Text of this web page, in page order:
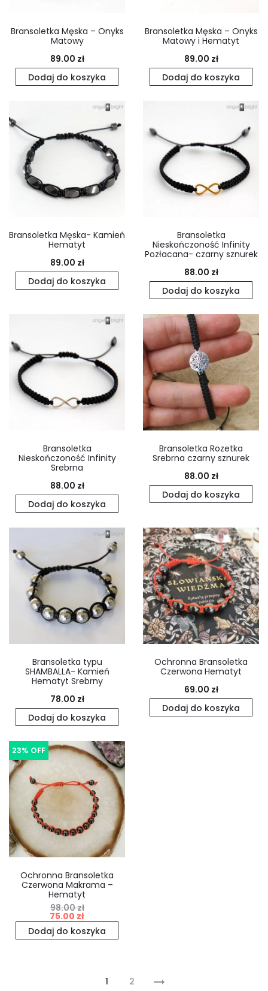
Bransoletka Męska – Onyks
Matowy
89.00 zł
Dodaj do koszyka
Bransoletka Męska – Onyks
Matowy i Hematyt
89.00 zł
Dodaj do koszyka
Bransoletka Męska- Kamień
Hematyt
89.00 zł
Dodaj do koszyka
Bransoletka
Nieskończoność Infinity
Pozłacana- czarny sznurek
88.00 zł
Dodaj do koszyka
Bransoletka
Nieskończoność Infinity
Srebrna
88.00 zł
Dodaj do koszyka
Bransoletka Rozetka
Srebrna czarny sznurek
88.00 zł
Dodaj do koszyka
Bransoletka typu
SHAMBALLA- Kamień
Hematyt Srebrny
78.00 zł
Dodaj do koszyka
Ochronna Bransoletka
Czerwona Hematyt
69.00 zł
Dodaj do koszyka
23% OFF
Ochronna Bransoletka
Czerwona Makrama –
Hematyt
98.00zł
Pierwotna
cena
75.00 zł
Aktualna
cena
Dodaj do koszyka
1 2